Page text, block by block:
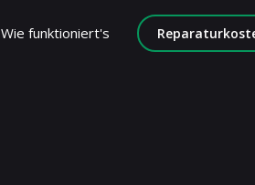
Wie funktioniert's